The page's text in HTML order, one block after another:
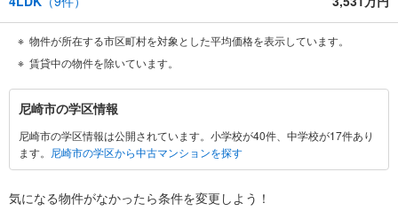
物件が所在する市区町村を対象とした平均価格を表示しています。
賃貸中の物件を除いています。
尼
崎
市
に
す
尼崎市の学区情報
尼崎市の学区情報は公開されています。小学校が40件、中学校が17件あり
ます。
尼崎市の学区から中古マンションを探す
気になる物件がなかったら条件を変更しよう！